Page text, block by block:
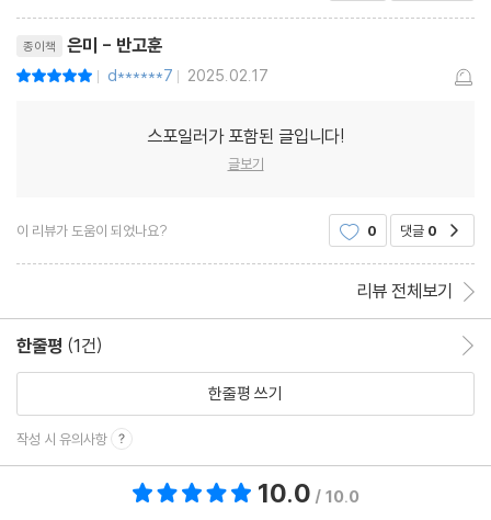
니다최근에 살인자의 기억법
종이책 은미 - 반고훈
| d******7 | 2025.02.17
스포일러가 포함된 글입니다!
글보기
이 리뷰가 도움이 되었나요? 0 댓글 0
리뷰 전체보기
한줄평 (1건)
한줄평 쓰기
작성 시 유의사항
10.0 / 10.0